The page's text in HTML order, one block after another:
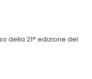
della 21° edizione del